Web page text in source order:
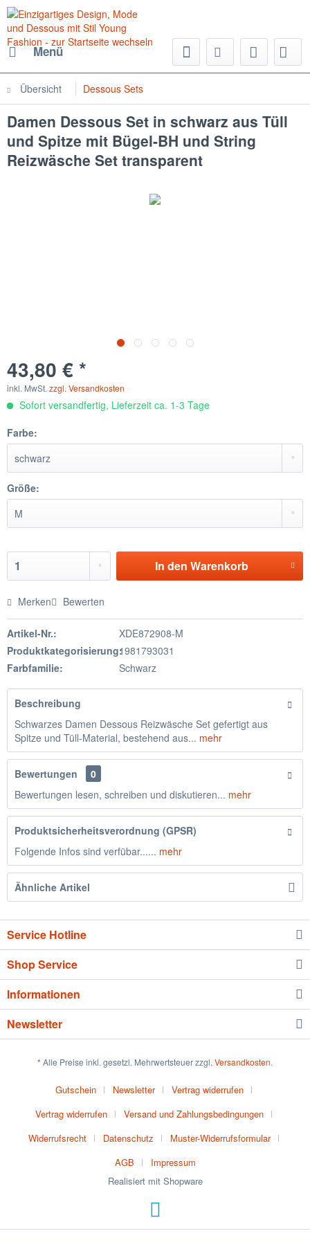
Menü
Übersicht Dessous Sets
Damen Dessous Set in schwarz aus Tüll
und Spitze mit Bügel-BH und String
Reizwäsche Set transparent
43,80 € *
inkl. MwSt. zzgl. Versandkosten
Sofort versandfertig, Lieferzeit ca. 1-3 Tage
Farbe:
Größe:
In den Warenkorb
Merken Bewerten
Artikel-Nr.:
XDE872908-M
Produktkategorisierung:1981793031
Farbfamilie:
Schwarz
Beschreibung
Schwarzes Damen Dessous Reizwäsche Set gefertigt aus
Spitze und Tüll-Material, bestehend aus... mehr
Bewertungen
0
Bewertungen lesen, schreiben und diskutieren... mehr
Produktsicherheitsverordnung (GPSR)
Folgende Infos sind verfübar...... mehr
Ähnliche Artikel
Service Hotline
Shop Service
Informationen
Newsletter
* Alle Preise inkl. gesetzl. Mehrwertsteuer zzgl. Versandkosten.
Gutschein Newsletter
Vertrag widerrufen
Vertrag widerrufen
Versand und Zahlungsbedingungen
Widerrufsrecht
Datenschutz
Muster-Widerrufsformular
AGB
Impressum
Realisiert mit Shopware